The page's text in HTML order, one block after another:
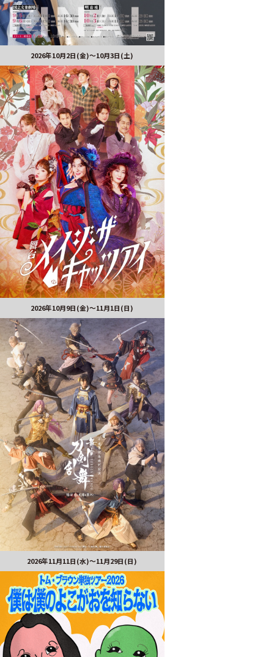
2026年10月2日(金)～10月3日(土)
2026年10月9日(金)～11月1日(日)
2026年11月11日(水)～11月29日(日)